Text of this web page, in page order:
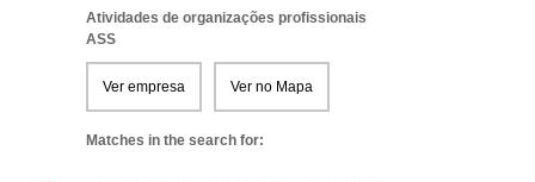
Atividades de organizações profissionais
ASS
Ver empresa Ver no Mapa
Matches in the search for: